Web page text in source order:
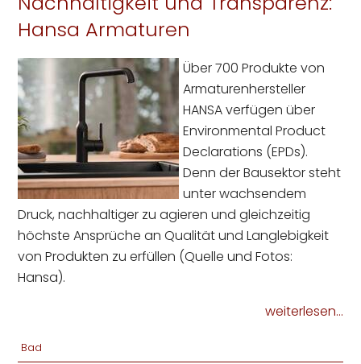
Hansa Armaturen
Über 700 Produkte von
Armaturenhersteller
HANSA verfügen über
Environmental Product
Declarations (EPDs).
Denn der Bausektor steht
unter wachsendem
Druck, nachhaltiger zu agieren und gleichzeitig
höchste Ansprüche an Qualität und Langlebigkeit
von Produkten zu erfüllen (Quelle und Fotos:
Hansa).
weiterlesen...
Bad